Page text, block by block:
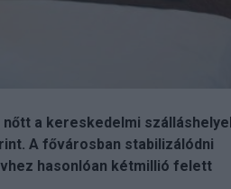
a kereskedelmi
A fővárosban stabilizálódni
hasonlóan kétmillió felett